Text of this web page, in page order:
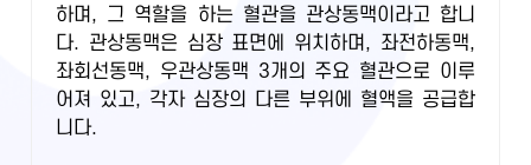
하며, 그 역할을 하는 혈관을 관상동맥이라고 합니
다. 관상동맥은 심장 표면에 위치하며, 좌전하동맥,
좌회선동맥, 우관상동맥 3개의 주요 혈관으로 이루
어져 있고, 각자 심장의 다른 부위에 혈액을 공급합
니다.